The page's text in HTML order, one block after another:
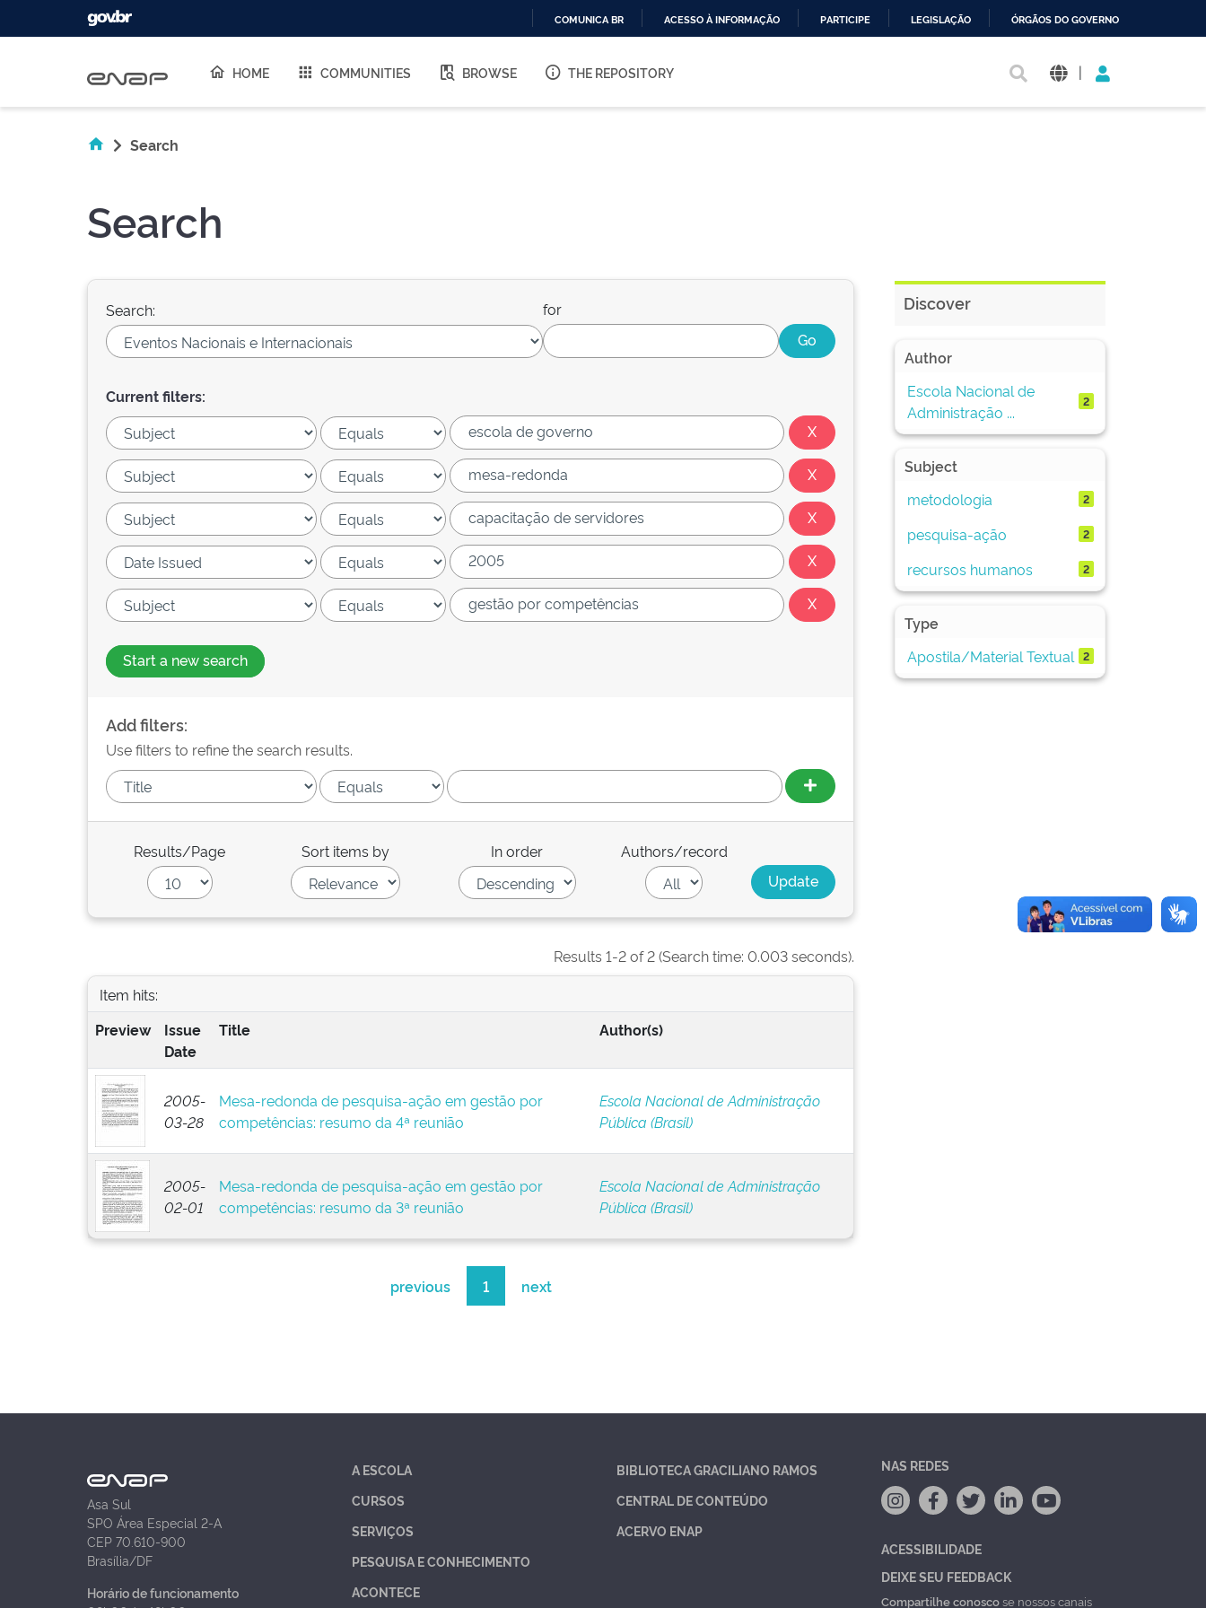
O
COMUNICA BR ACESSO À INFORMAÇÃO PARTICIPE LEGISLAÇÃO ÓRGÃOS DO GOVERNO
HOME COMMUNITIES BROWSE THE REPOSITORY |
Search
Search
Search: for
Current filters:
Start a new search
Add filters:
Use filters to refine the search results.
Results/Page Sort items by In order Authors/record
Results 1-2 of 2 (Search time: 0.003 seconds).
Item hits:
Preview
Issue
Date
Title Author(s)
2005-
03-28
Mesa-redonda de pesquisa-ação em gestão por
competências: resumo da 4ª reunião
Escola Nacional de Administração
Pública (Brasil)
2005-
02-01
Mesa-redonda de pesquisa-ação em gestão por
competências: resumo da 3ª reunião
Escola Nacional de Administração
Pública (Brasil)
previous 1 next
Discover
Author
Escola Nacional de
Administração ...
2
Subject
metodologia
2
pesquisa-ação 2
recursos humanos 2
Type
Apostila/Material Textual
2
Asa Sul
SPO Área Especial 2-A
CEP 70.610-900
Brasília/DF
Horário de funcionamento
A ESCOLA
CURSOS
SERVIÇOS
PESQUISA E CONHECIMENTO
ACONTECE
BIBLIOTECA GRACILIANO RAMOS
CENTRAL DE CONTEÚDO
ACERVO ENAP
NAS REDES
ACESSIBILIDADE
DEIXE SEU FEEDBACK
Compartilhe conoscose nossos canais